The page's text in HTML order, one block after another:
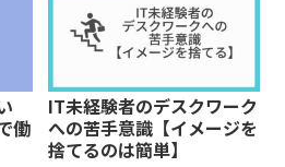
働
IT未経験者のデスクワーク
への苦手意識【イメージを
捨てるのは簡単】